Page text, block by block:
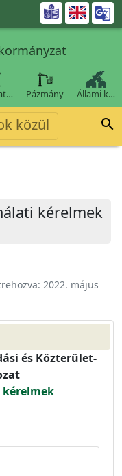

Pázmány Állami k…
közül 
kérelmek
2022. május
és Közterület-